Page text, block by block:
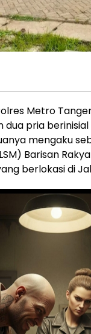
Metro
pria berinisial
mengaku
Barisan
berlokasi di